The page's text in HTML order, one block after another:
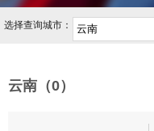
选择查询城市：
云南（0）